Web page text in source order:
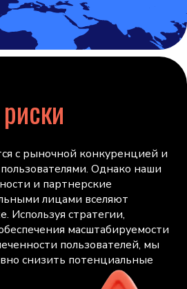
риски
с рыночной конкуренцией и
Однако наши
и партнерские
лицами вселяют
Используя стратегии,
масштабируемости
пользователей, мы
снизить потенциальные